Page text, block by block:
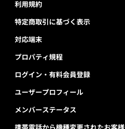
利用規約
特定商取引に基づく表示
対応端末
プロパティ規程
ログイン・有料会員登録
ユーザープロフィール
メンバーステータス